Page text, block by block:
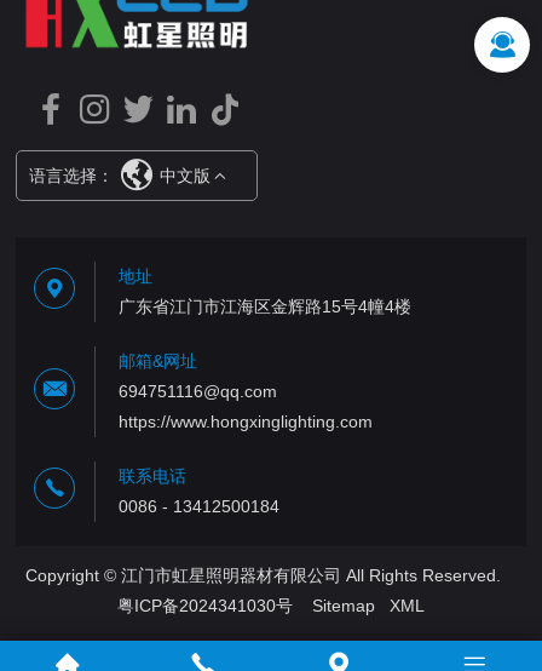
语言选择： 中文版
地址
广东省江门市江海区金辉路15号4幢4楼
邮箱&网址
694751116@qq.com
https://www.hongxinglighting.com
联系电话
0086 - 13412500184
Copyright © 江门市虹星照明器材有限公司 All Rights Reserved.
粤ICP备2024341030号
Sitemap XML